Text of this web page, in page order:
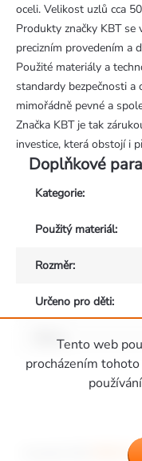
Tento web
procházením
oceli. Velikost uzlů cca
Produkty značky KBT se
precizním provedením a
Použité materiály a
standardy bezpečnosti
mimořádně pevné a
Značka KBT je tak
investice, která obstojí i
Doplňkové
Kategorie:
Použitý materiál:
Rozměr:
Určeno pro děti:
Barva:
Zápatí
Hřiště